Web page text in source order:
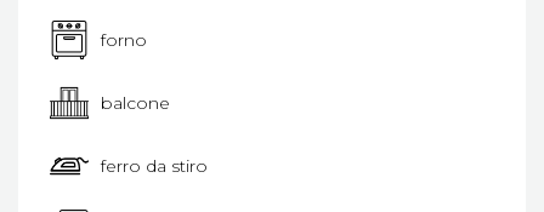
forno
balcone
ferro da stiro